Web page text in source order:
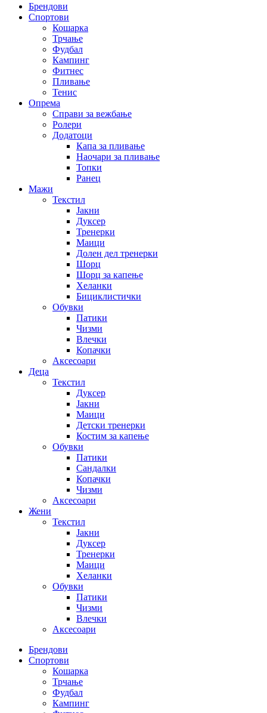
Брендови
Спортови
Кошарка
Трчање
Фудбал
Кампинг
Фитнес
Пливање
Тенис
Опрема
Справи за вежбање
Ролери
Додатоци
Капа за пливање
Наочари за пливање
Топки
Ранец
Мажи
Текстил
Јакни
Дуксер
Тренерки
Маици
Долен дел тренерки
Шорц
Шорц за капење
Хеланки
Бициклистички
Обувки
Патики
Чизми
Влечки
Копачки
Аксесоари
Деца
Текстил
Дуксер
Јакни
Маици
Детски тренерки
Костим за капење
Обувки
Патики
Сандалки
Копачки
Чизми
Аксесоари
Жени
Текстил
Јакни
Дуксер
Тренерки
Маици
Хеланки
Обувки
Патики
Чизми
Влечки
Аксесоари
Брендови
Спортови
Кошарка
Трчање
Фудбал
Кампинг